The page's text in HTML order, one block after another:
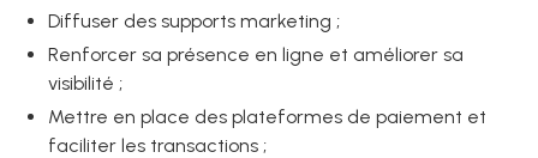
Diffuser des supports marketing ;
Renforcer sa présence en ligne et améliorer sa
visibilité ;
Mettre en place des plateformes de paiement et
faciliter les transactions ;